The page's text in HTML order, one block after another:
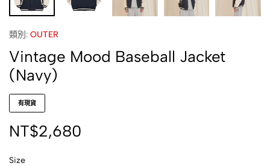
類別: OUTER
Vintage Mood Baseball Jacket
(Navy)
有現貨
NT$2,680
Size